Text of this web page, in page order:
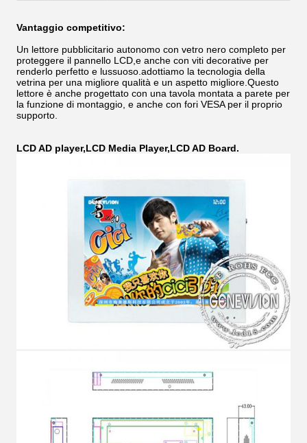
Vantaggio competitivo:
Un lettore pubblicitario autonomo con vetro nero completo per
proteggere il pannello LCD,e anche con viti decorative per
renderlo perfetto e lussuoso.adottiamo la tecnologia della
vetrina per una migliore qualità e un aspetto migliore.Questo
lettore è anche progettato con una tavola montata a parete per
la funzione di montaggio, e anche con fori VESA per il proprio
supporto.
LCD AD player,LCD Media Player,LCD AD Board.